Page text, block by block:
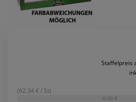
Staffelpreis
(62.34 € / St)
-0,00 €